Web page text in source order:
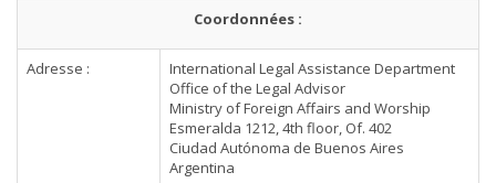
Coordonnées :
Adresse :
International Legal Assistance Department
Office of the Legal Advisor
Ministry of Foreign Affairs and Worship
Esmeralda 1212, 4th floor, Of. 402
Ciudad Autónoma de Buenos Aires
Argentina